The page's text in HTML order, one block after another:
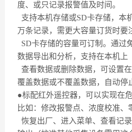
度、或只记录报警值及时间。
支持本机存储或SD卡存储，本
万条记录，需更大容量订货时要
SD卡存储的容量可订制。通过
数据导出和分析，支持在本机上
查看数据或删除数据，可设置
覆盖数据或不覆盖数据，自动停
●标配红外遥控器，可以实现在
比如：修改报警点、浓度校准、
恢复出厂、进入菜单、查看记录